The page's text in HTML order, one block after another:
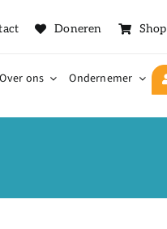
Doneren Shop
Over ons Ondernemer